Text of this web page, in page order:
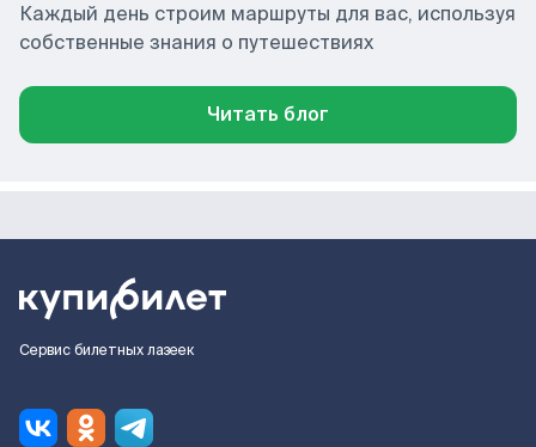
Каждый день строим маршруты для вас, используя
собственные знания о путешествиях
Читать блог
Сервис билетных лазеек